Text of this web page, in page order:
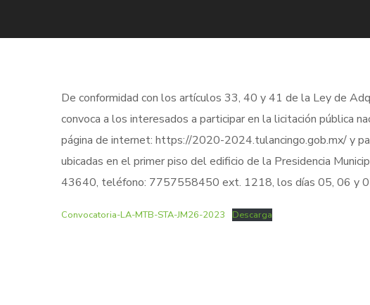
De conformidad con los artículos 33, 40 y 41 de la Ley de
convoca a los interesados a participar en la licitación pública
página de internet: https://2020-2024.tulancingo.gob.mx/ y
ubicadas en el primer piso del edificio de la Presidencia
43640, teléfono: 7757558450 ext. 1218, los días 05, 06 y
Convocatoria-LA-MTB-STA-JM26-2023 Descarga